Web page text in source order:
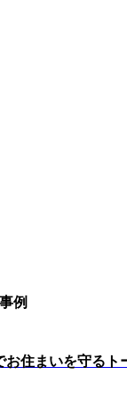
例
住まいを守るト